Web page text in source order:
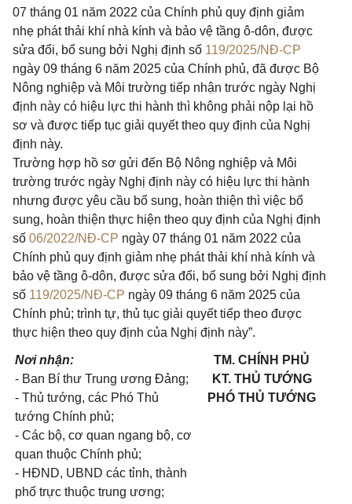
07 tháng 01 năm 2022 của Chính phủ quy định giảm
nhẹ phát thải khí nhà kính và bảo vệ tầng ô-dôn, được
sửa đổi, bổ sung bởi Nghị định số 119/2025/NĐ-CP
ngày 09 tháng 6 năm 2025 của Chính phủ, đã được Bộ
Nông nghiệp và Môi trường tiếp nhận trước ngày Nghị
định này có hiệu lực thi hành thì không phải nộp lại hồ
sơ và được tiếp tục giải quyết theo quy định của Nghị
định này.
Trường hợp hồ sơ gửi đến Bộ Nông nghiệp và Môi
trường trước ngày Nghị định này có hiệu lực thi hành
nhưng được yêu cầu bổ sung, hoàn thiện thì việc bổ
sung, hoàn thiện thực hiện theo quy định của Nghị định
số 06/2022/NĐ-CP ngày 07 tháng 01 năm 2022 của
Chính phủ quy định giảm nhẹ phát thải khí nhà kính và
bảo vệ tầng ô-dôn, được sửa đổi, bổ sung bởi Nghị định
số 119/2025/NĐ-CP ngày 09 tháng 6 năm 2025 của
Chính phủ; trình tự, thủ tục giải quyết tiếp theo được
thực hiện theo quy định của Nghị định này”.
Nơi nhận:
- Ban Bí thư Trung ương Đảng;
- Thủ tướng, các Phó Thủ
tướng Chính phủ;
- Các bộ, cơ quan ngang bộ, cơ
quan thuộc Chính phủ;
- HĐND, UBND các tỉnh, thành
phố trực thuộc trung ương;
TM. CHÍNH PHỦ
KT. THỦ TƯỚNG
PHÓ THỦ TƯỚNG